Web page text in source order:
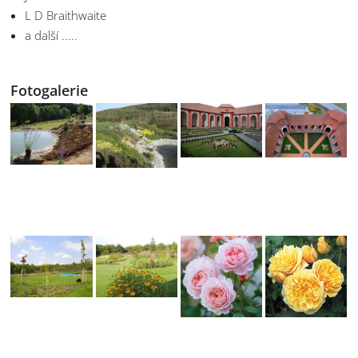
L D Braithwaite
a další .....
Fotogalerie